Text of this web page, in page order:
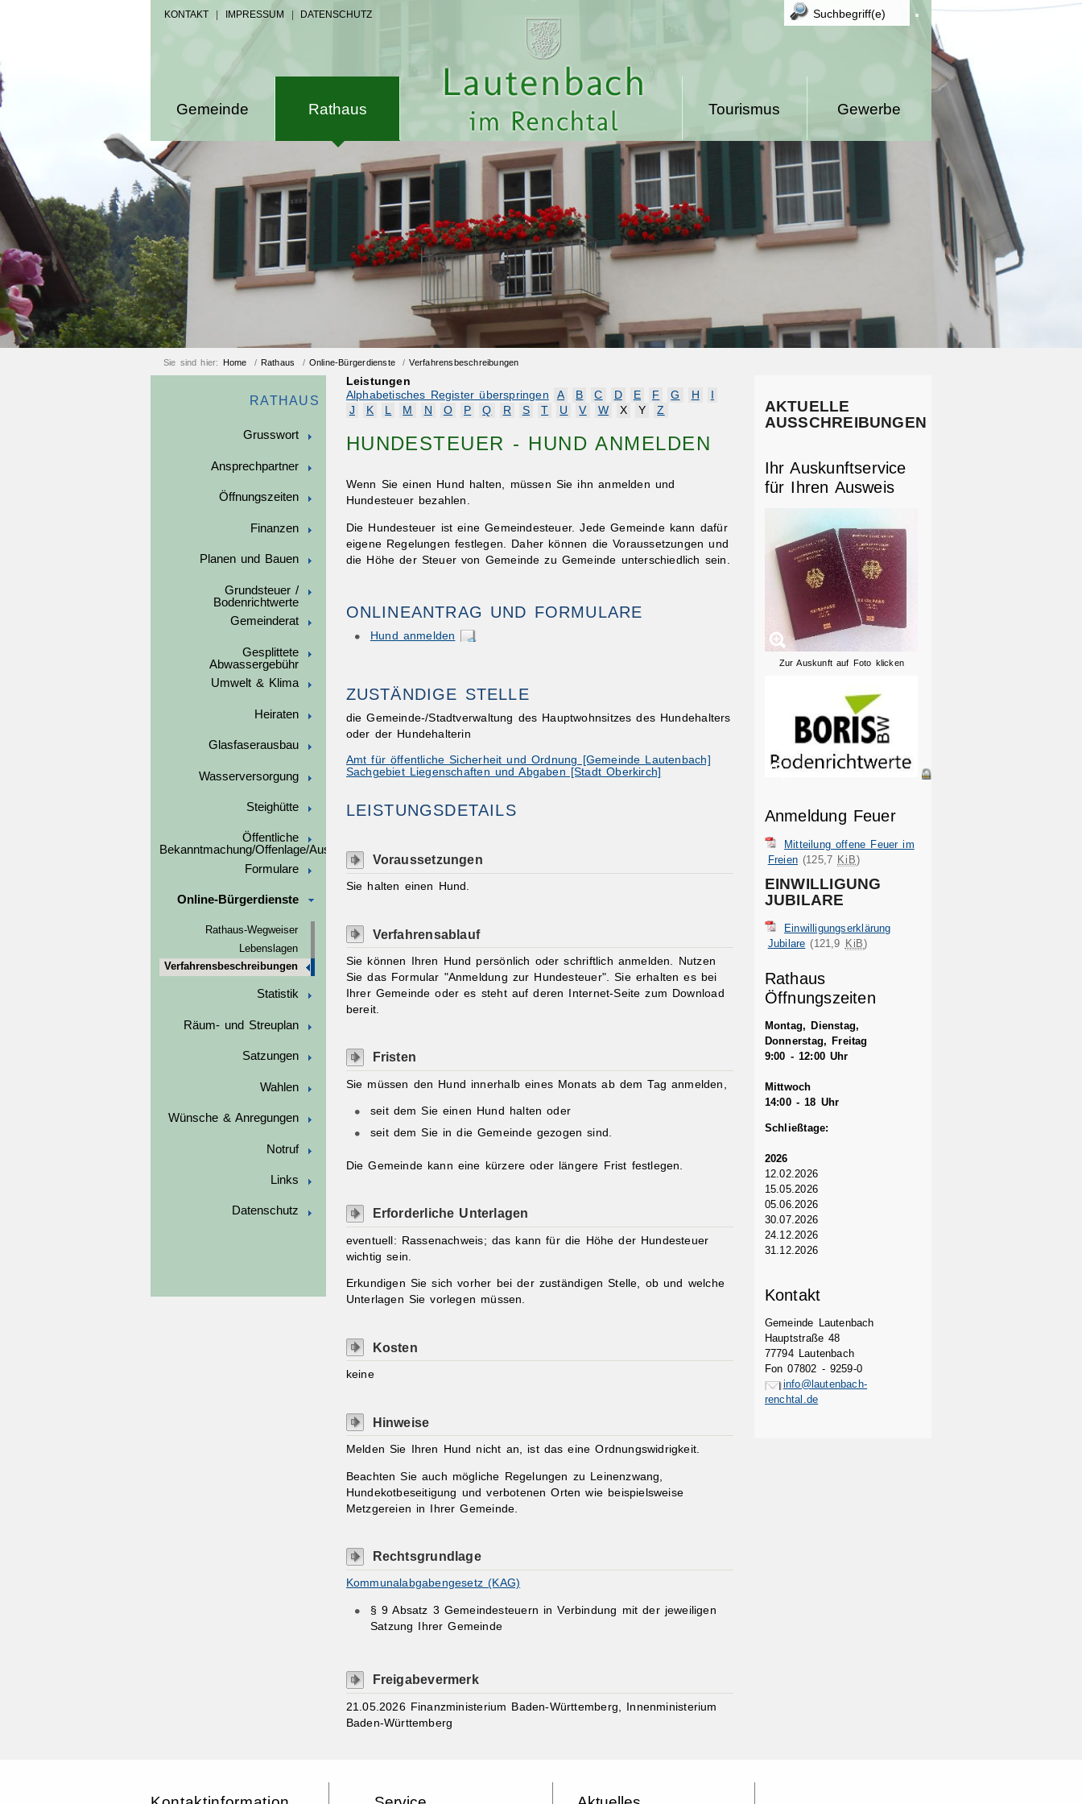
KONTAKT IMPRESSUM DATENSCHUTZ
Gemeinde Rathaus Gewerbe
Tourismus
Sie sind hier: Home / Rathaus / Online-Bürgerdienste /Verfahrensbeschreibungen
RATHAUS
Grusswort
Ansprechpartner
Öffnungszeiten
Finanzen
Planen und Bauen
Grundsteuer /
Bodenrichtwerte
Gemeinderat
Gesplittete
Abwassergebühr
Umwelt & Klima
Heiraten
Glasfaserausbau
Wasserversorgung
Steighütte
Öffentliche
Bekanntmachung/Offenlage/Ausschreibungen
Formulare
Online-Bürgerdienste
Rathaus-Wegweiser
Lebenslagen
Verfahrensbeschreibungen
Statistik
Räum- und Streuplan
Satzungen
Wahlen
Wünsche & Anregungen
Notruf
Links
Datenschutz
Leistungen
Alphabetisches Register überspringen
A B C D E F G H
J
K L M N O P Q R S T U V W X Y Z
HUNDESTEUER - HUND ANMELDEN
Wenn Sie einen Hund halten, müssen Sie ihn anmelden und
Hundesteuer bezahlen.
Die Hundesteuer ist eine Gemeindesteuer. Jede Gemeinde kann dafür
eigene Regelungen festlegen. Daher können die Voraussetzungen und
die Höhe der Steuer von Gemeinde zu Gemeinde unterschiedlich sein.
ONLINEANTRAG UND FORMULARE
Hund anmelden
ZUSTÄNDIGE STELLE
die Gemeinde-/Stadtverwaltung des Hauptwohnsitzes des Hundehalters
oder der Hundehalterin
Amt für öffentliche Sicherheit und Ordnung [Gemeinde Lautenbach]
Sachgebiet Liegenschaften und Abgaben [Stadt Oberkirch]
LEISTUNGSDETAILS
Voraussetzungen
Sie halten einen Hund.
Verfahrensablauf
Sie können Ihren Hund persönlich oder schriftlich anmelden.
Nutzen
Sie das Formular "Anmeldung zur Hundesteuer". Sie erhalten es bei
Ihrer Gemeinde oder es steht auf deren Internet-Seite zum Download
bereit.
Fristen
Sie müssen den Hund innerhalb eines Monats ab dem Tag anmelden,
seit dem Sie einen Hund halten oder
seit dem Sie in die Gemeinde gezogen sind.
Die Gemeinde kann eine kürzere oder längere Frist festlegen.
Erforderliche Unterlagen
eventuell: Rassenachweis; das kann für die Höhe der Hundesteuer
wichtig sein.
Erkundigen Sie sich vorher bei der zuständigen Stelle, ob und welche
Unterlagen Sie vorlegen müssen.
Kosten
keine
Hinweise
Melden Sie Ihren Hund nicht an, ist das eine Ordnungswidrigkeit.
Beachten Sie auch mögliche Regelungen zu Leinenzwang,
Hundekotbeseitigung und verbotenen Orten wie beispielsweise
Metzgereien in Ihrer Gemeinde.
Rechtsgrundlage
Kommunalabgabengesetz (KAG)
§ 9 Absatz 3 Gemeindesteuern in Verbindung mit der jeweiligen
Satzung Ihrer Gemeinde
Freigabevermerk
21.05.2026 Finanzministerium Baden-Württemberg, Innenministerium
Baden-Württemberg
AKTUELLE
AUSSCHREIBUNGEN
Ihr Auskunftservice
für Ihren Ausweis
Zur Auskunft auf Foto klicken
Anmeldung Feuer
Mitteilung offene Feuer im
Freien (125,7 KiB)
EINWILLIGUNG
JUBILARE
Einwilligungserklärung
Jubilare (121,9 KiB)
Rathaus
Öffnungszeiten
Montag, Dienstag,
Donnerstag, Freitag
9:00 - 12:00 Uhr
Mittwoch
14:00 - 18 Uhr
Schließtage:
2026
12.02.2026
15.05.2026
05.06.2026
30.07.2026
24.12.2026
31.12.2026
Kontakt
Gemeinde Lautenbach
Hauptstraße 48
77794 Lautenbach
Fon 07802 - 9259-0
info@lautenbach-
renchtal.de